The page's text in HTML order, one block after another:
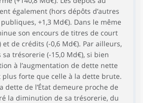
également (hors dépôts d’autres
+1,3 Md€). Dans le même
son encours de titres de court
et de crédits (-0,6 Md€). Par ailleurs,
sa trésorerie (-15,0 Md€), si bien
à l’augmentation de dette nette
plus forte que celle à la dette brute.
dette de l’État demeure proche de
la diminution de sa trésorerie, du